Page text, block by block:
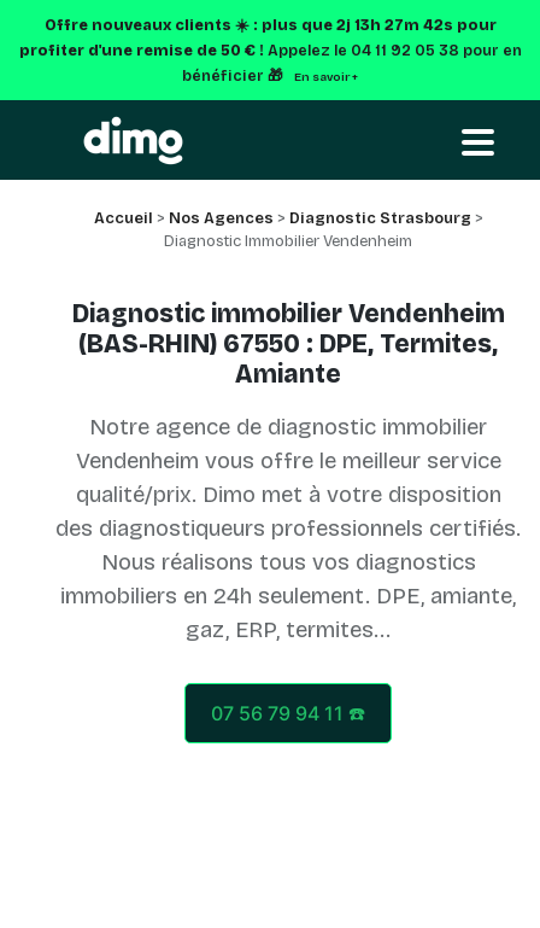
Offre nouveaux clients ☀️ : plus que 2j 13h 27m 42s pour
profiter d'une remise de 50 € ! Appelez le 04 11 92 05 38 pour en
bénéficier 🎁
En savoir +
Accueil > Nos Agences > Diagnostic Strasbourg >
Diagnostic Immobilier Vendenheim
Diagnostic immobilier Vendenheim
(BAS-RHIN) 67550 : DPE, Termites,
Amiante
Notre agence de diagnostic immobilier
Vendenheim vous offre le meilleur service
qualité/prix. Dimo met à votre disposition
des diagnostiqueurs professionnels certifiés.
Nous réalisons tous vos diagnostics
immobiliers en 24h seulement. DPE, amiante,
07 56 79 94 11 ☎️